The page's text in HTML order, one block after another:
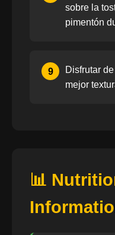
sobre la
pimentón
9
Disfrutar
mejor
📊